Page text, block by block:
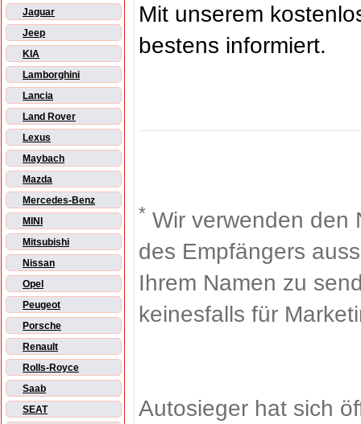
Jaguar
Jeep
KIA
Lamborghini
Lancia
Land Rover
Lexus
Maybach
Mazda
Mercedes-Benz
MINI
Mitsubishi
Nissan
Opel
Peugeot
Porsche
Renault
Rolls-Royce
Saab
SEAT
Mit unserem
bestens informiert.
* Wir verwenden den
des Empfängers
Ihrem Namen zu
keinesfalls für
Autosieger hat sich